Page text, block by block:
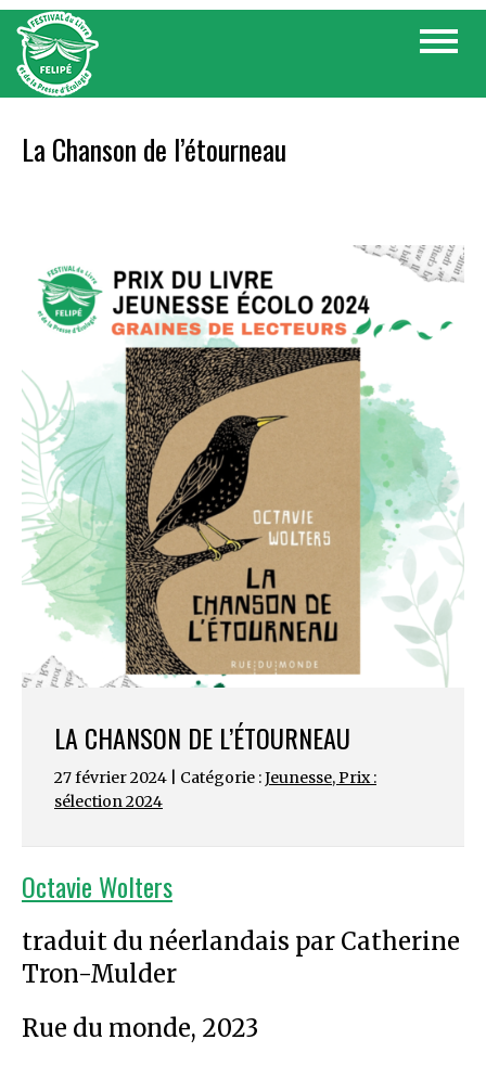
Skip
content
Toggle
La Chanson de l’étourneau
LA CHANSON DE L’ÉTOURNEAU
27 février 2024 | Catégorie :Jeunesse,Prix :
sélection 2024
Octavie Wolters
traduit du néerlandais par Catherine
Tron-Mulder
Rue du monde, 2023